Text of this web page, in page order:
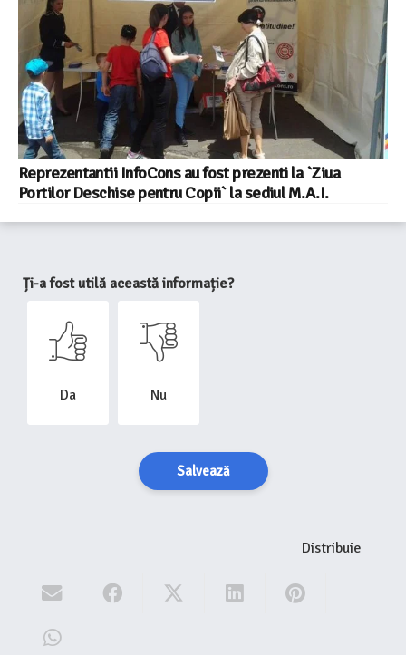
Reprezentantii InfoCons au fost prezenti la `Ziua
Portilor Deschise pentru Copii` la sediul M.A.I.
Ți-a fost utilă această informație?
Da Nu
Salvează
Distribuie